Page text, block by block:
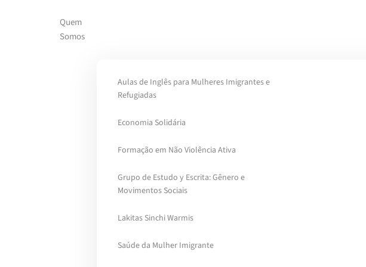
Skip to main content
Quem
Somos
Aulas de Inglês para Mulheres Imigrantes e
Refugiadas
Economia Solidária
Formação em Não Violência Ativa
Grupo de Estudo y Escrita: Gênero e
Movimentos Sociais
Lakitas Sinchi Warmis
Saúde da Mulher Imigrante